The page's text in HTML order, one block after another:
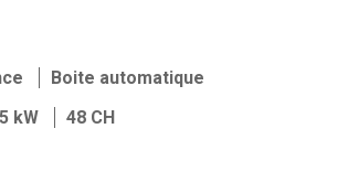
Boite automatique
kW 48 CH